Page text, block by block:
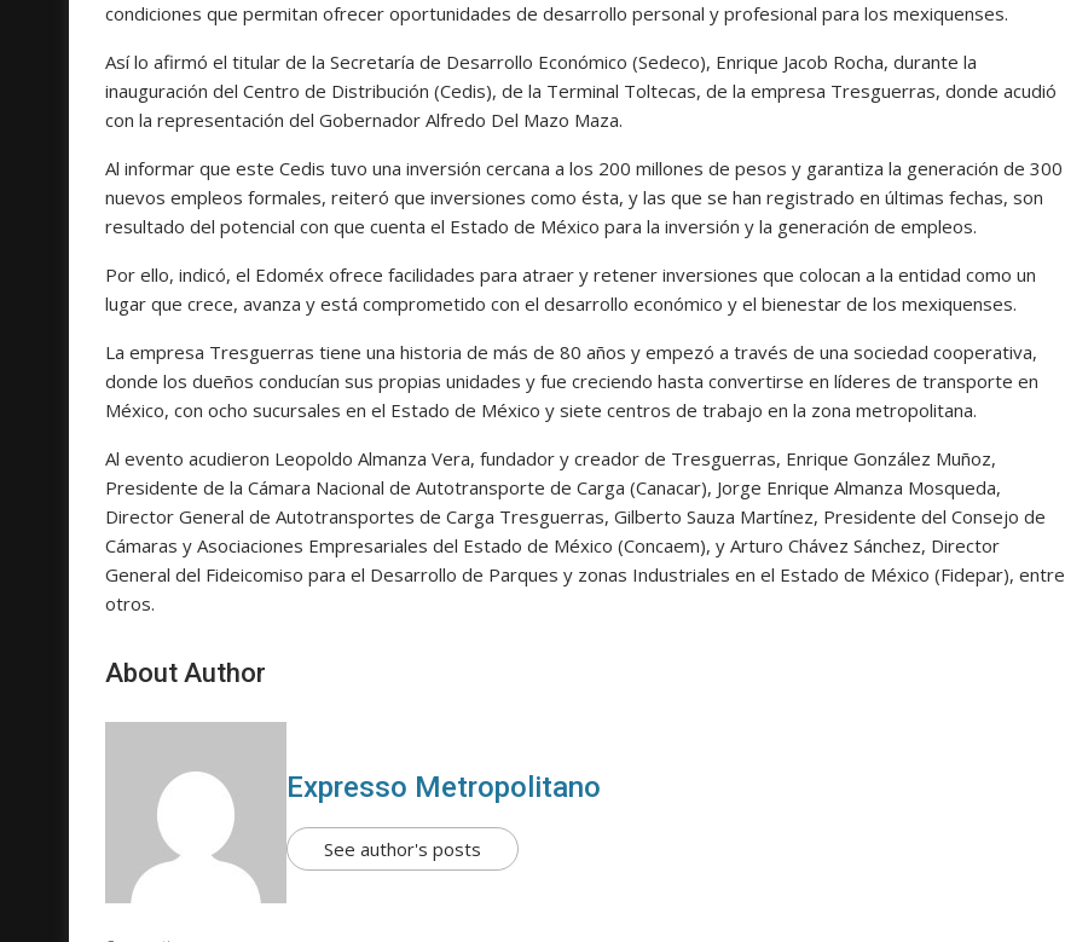
condiciones que permitan ofrecer oportunidades de desarrollo personal y profesional para los mexiquenses.
Así lo afirmó el titular de la Secretaría de Desarrollo Económico (Sedeco), Enrique Jacob Rocha, durante la
inauguración del Centro de Distribución (Cedis), de la Terminal Toltecas, de la empresa Tresguerras, donde acudió
con la representación del Gobernador Alfredo Del Mazo Maza.
Al informar que este Cedis tuvo una inversión cercana a los 200 millones de pesos y garantiza la generación de 300
nuevos empleos formales, reiteró que inversiones como ésta, y las que se han registrado en últimas fechas, son
resultado del potencial con que cuenta el Estado de México para la inversión y la generación de empleos.
Por ello, indicó, el Edoméx ofrece facilidades para atraer y retener inversiones que colocan a la entidad como un
lugar que crece, avanza y está comprometido con el desarrollo económico y el bienestar de los mexiquenses.
La empresa Tresguerras tiene una historia de más de 80 años y empezó a través de una sociedad cooperativa,
donde los dueños conducían sus propias unidades y fue creciendo hasta convertirse en líderes de transporte en
México, con ocho sucursales en el Estado de México y siete centros de trabajo en la zona metropolitana.
Al evento acudieron Leopoldo Almanza Vera, fundador y creador de Tresguerras, Enrique González Muñoz,
Presidente de la Cámara Nacional de Autotransporte de Carga (Canacar), Jorge Enrique Almanza Mosqueda,
Director General de Autotransportes de Carga Tresguerras, Gilberto Sauza Martínez, Presidente del Consejo de
Cámaras y Asociaciones Empresariales del Estado de México (Concaem), y Arturo Chávez Sánchez, Director
General del Fideicomiso para el Desarrollo de Parques y zonas Industriales en el Estado de México (Fidepar), entre
otros.
About Author
Expresso Metropolitano
See author's posts